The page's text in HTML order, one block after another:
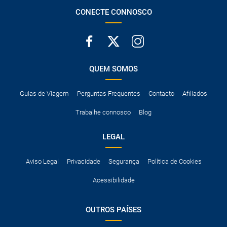
CONECTE CONNOSCO
QUEM SOMOS
Guias de Viagem Perguntas Frequentes Contacto Afiliados
Trabalhe connosco Blog
LEGAL
Aviso Legal Privacidade Segurança Política de Cookies
Acessibilidade
OUTROS PAÍSES